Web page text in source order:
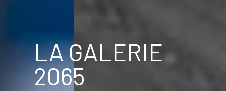
LA GALERIE
2065